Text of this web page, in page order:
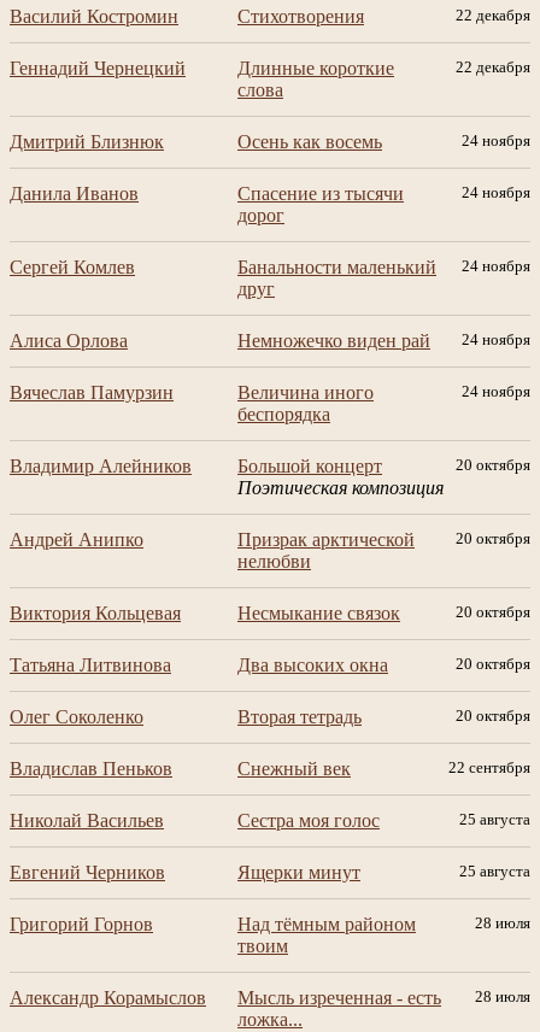
Василий Костромин Стихотворения 22 декабря
Геннадий Чернецкий
Длинные короткие
слова
22 декабря
Дмитрий Близнюк Осень как восемь 24 ноября
Данила Иванов
Спасение из тысячи
дорог
24 ноября
Сергей Комлев
Банальности маленький
друг
24 ноября
Алиса Орлова Немножечко виден рай 24 ноября
Вячеслав Памурзин
Величина иного
беспорядка
24 ноября
Владимир Алейников
Большой концерт
Поэтическая композиция
20 октября
Андрей Анипко
Призрак арктической
нелюбви
20 октября
Виктория Кольцевая Несмыкание связок 20 октября
Татьяна Литвинова Два высоких окна 20 октября
Олег Соколенко Вторая тетрадь 20 октября
Владислав Пеньков Снежный век 22 сентября
Николай Васильев Сестра моя голос 25 августа
Евгений Черников Ящерки минут 25 августа
Григорий Горнов
Над тёмным районом
твоим
28 июля
Александр Корамыслов
Мысль изреченная - есть
ложка...
28 июля